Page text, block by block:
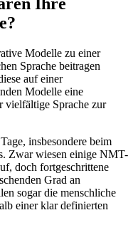
Modelle zu einer
Sprache beitragen
auf einer
Modelle eine
vielfältige Sprache zur
insbesondere beim
Zwar wiesen einige NMT-
doch fortgeschrittene
Grad an
sogar die menschliche
einer klar definierten